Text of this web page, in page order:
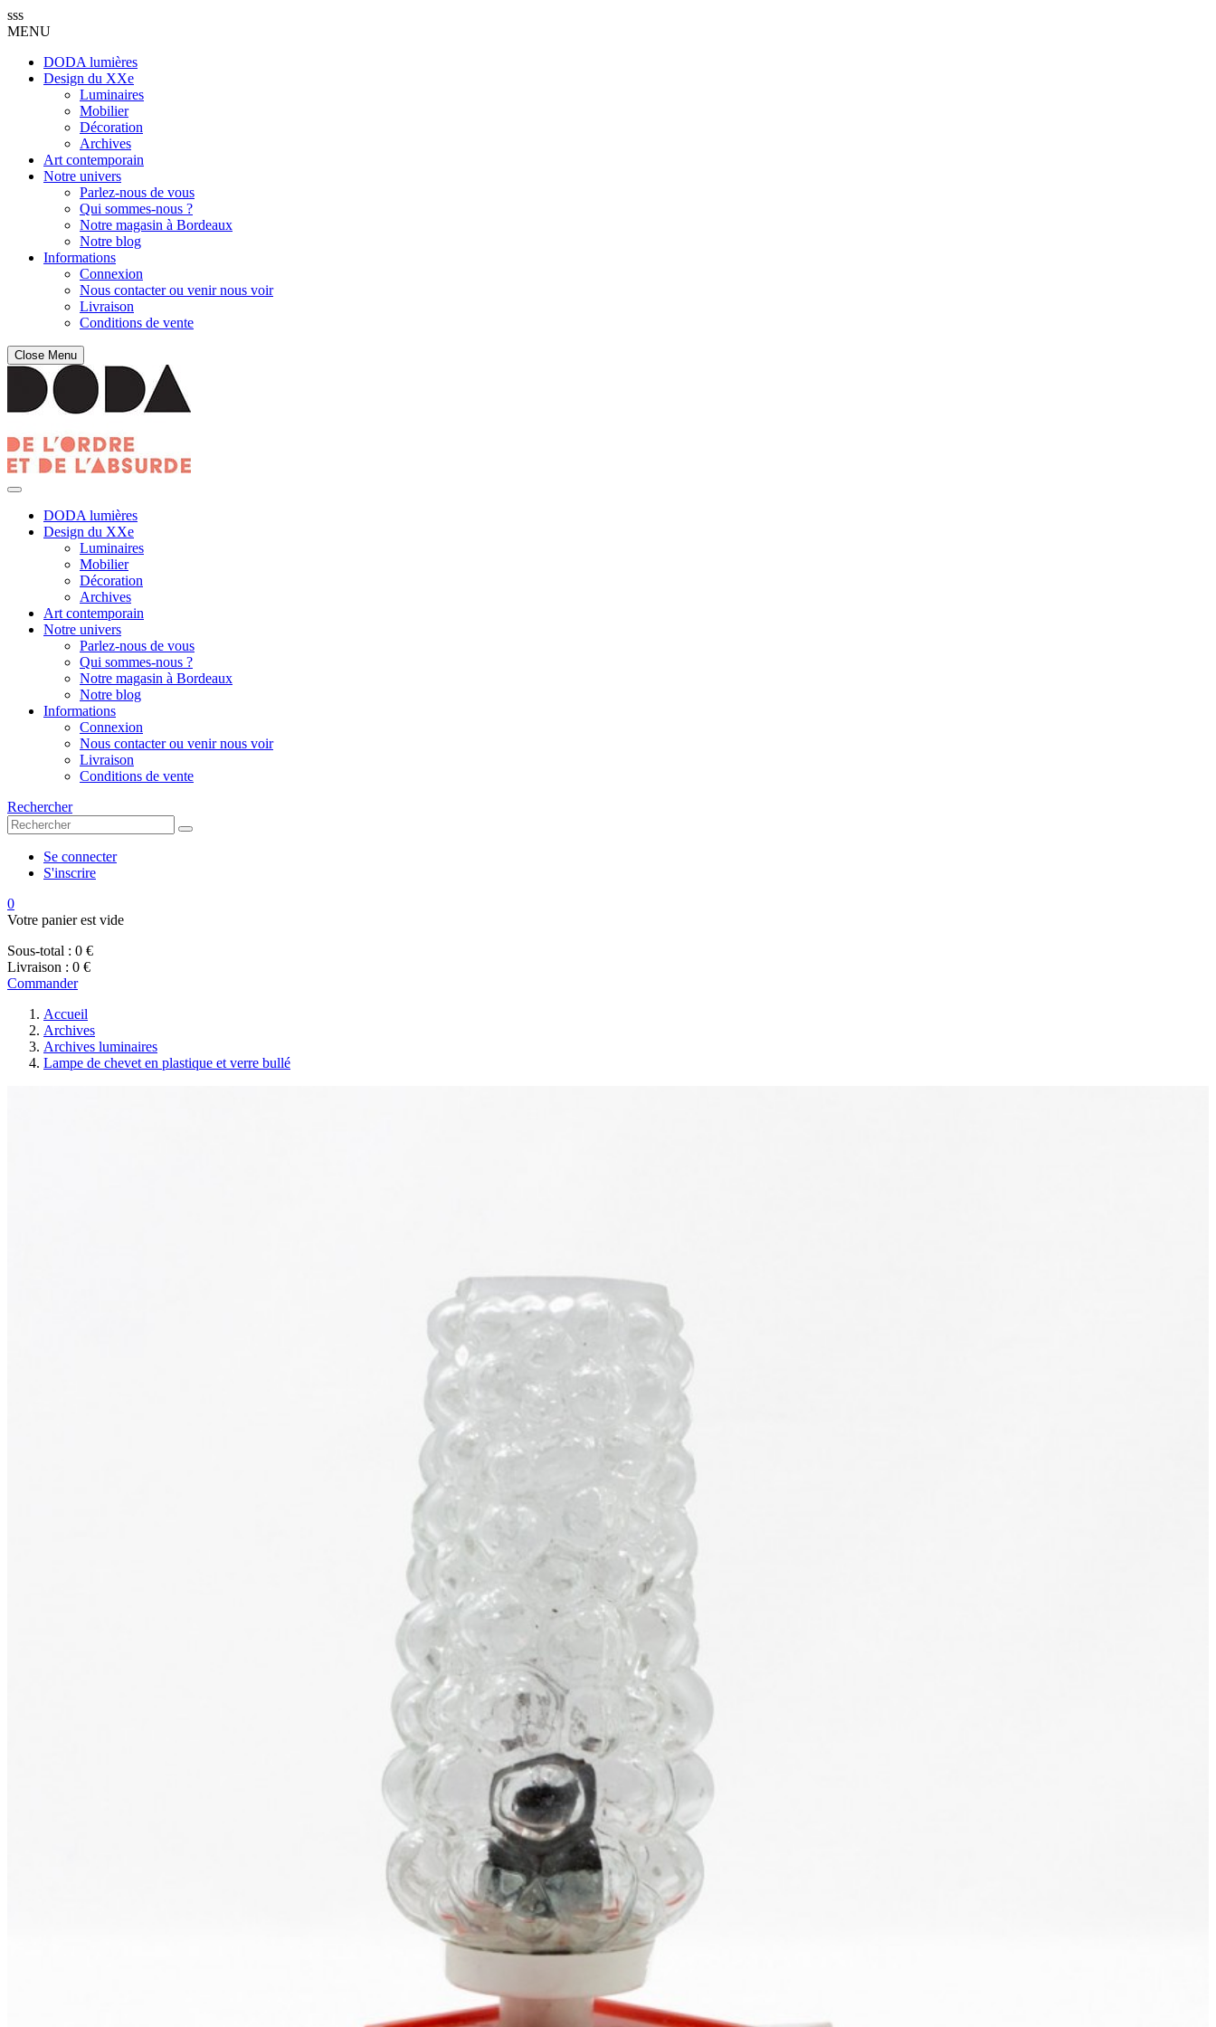
sss
MENU
DODA lumières
Design du XXe
Luminaires
Mobilier
Décoration
Archives
Art contemporain
Notre univers
Parlez-nous de vous
Qui sommes-nous ?
Notre magasin à Bordeaux
Notre blog
Informations
Connexion
Nous contacter ou venir nous voir
Livraison
Conditions de vente
Close Menu
DODA lumières
Design du XXe
Luminaires
Mobilier
Décoration
Archives
Art contemporain
Notre univers
Parlez-nous de vous
Qui sommes-nous ?
Notre magasin à Bordeaux
Notre blog
Informations
Connexion
Nous contacter ou venir nous voir
Livraison
Conditions de vente
Rechercher
Se connecter
S'inscrire
0
Votre panier est vide
Sous-total : 0 €
Livraison : 0 €
Commander
Accueil
Archives
Archives luminaires
Lampe de chevet en plastique et verre bullé